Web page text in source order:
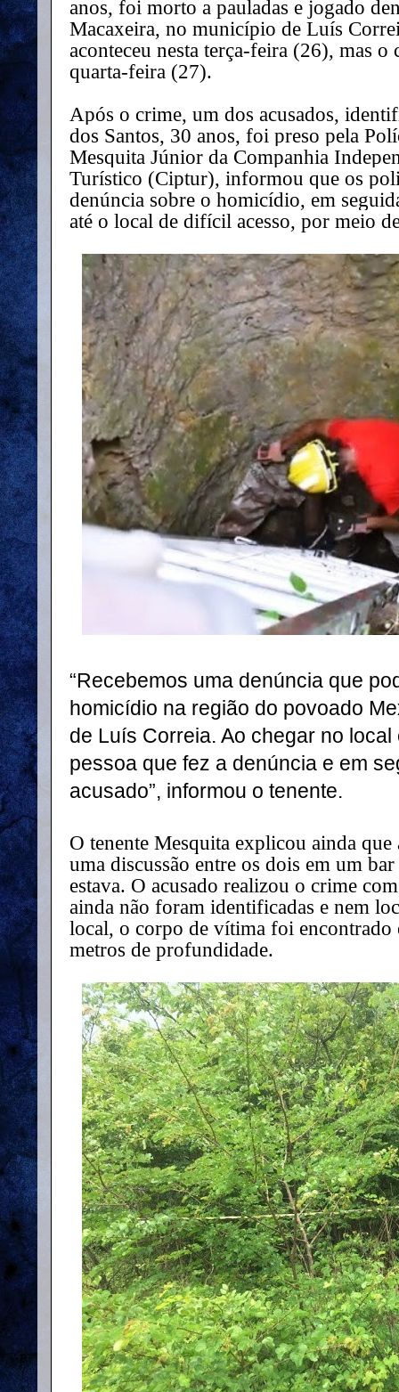
anos, foi morto a pauladas e jogado
Macaxeira, no município de Luís
aconteceu nesta terça-feira (26), mas
quarta-feira (27).
Após o crime, um dos acusados,
dos Santos, 30 anos, foi preso pela
Mesquita Júnior da Companhia
Turístico (Ciptur), informou que os
denúncia sobre o homicídio, em
até o local de difícil acesso, por meio
“Recebemos uma denúncia que
homicídio na região do povoado
de Luís Correia. Ao chegar no
pessoa que fez a denúncia e em
acusado”, informou o tenente.
O tenente Mesquita explicou ainda
uma discussão entre os dois em um
estava. O acusado realizou o crime
ainda não foram identificadas e nem
local, o corpo de vítima foi encontrado
metros de profundidade.